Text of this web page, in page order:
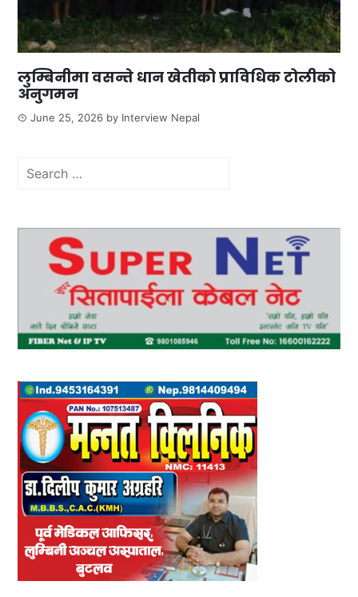
लुम्बिनीमा वसन्ते धान खेतीको प्राविधिक टोलीको
अनुगमन
June 25, 2026 by Interview Nepal
Search